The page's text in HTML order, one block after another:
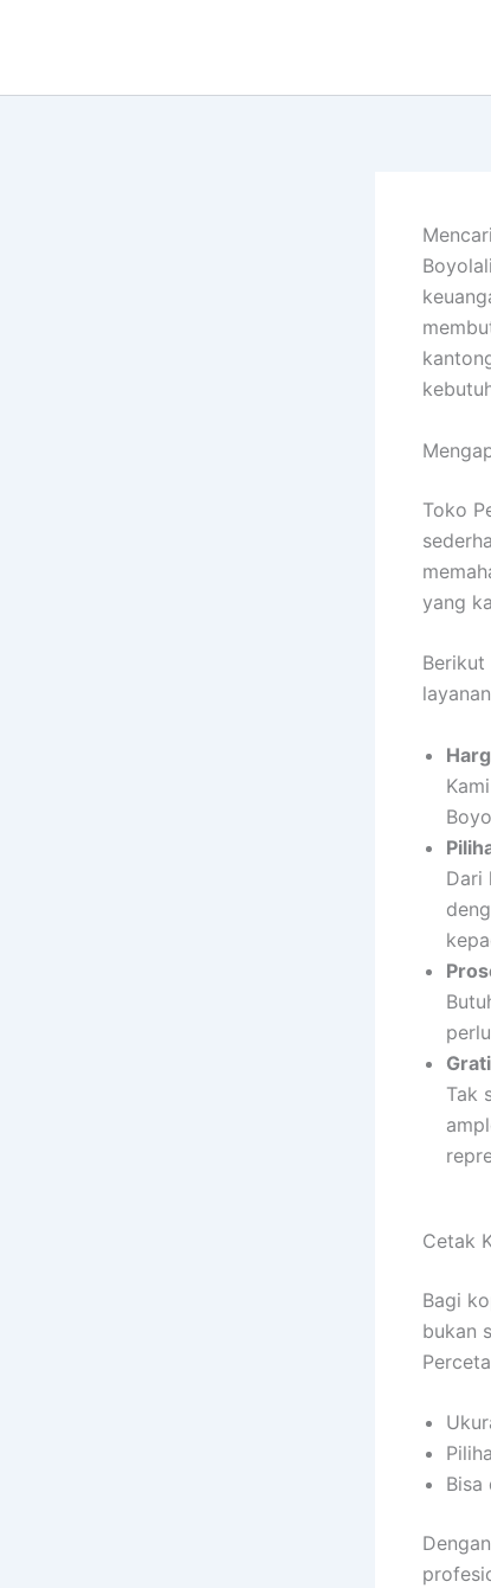
Toko
yang
Berikut
Dari
Tak
Cetak
Bagi
bukan
Bisa